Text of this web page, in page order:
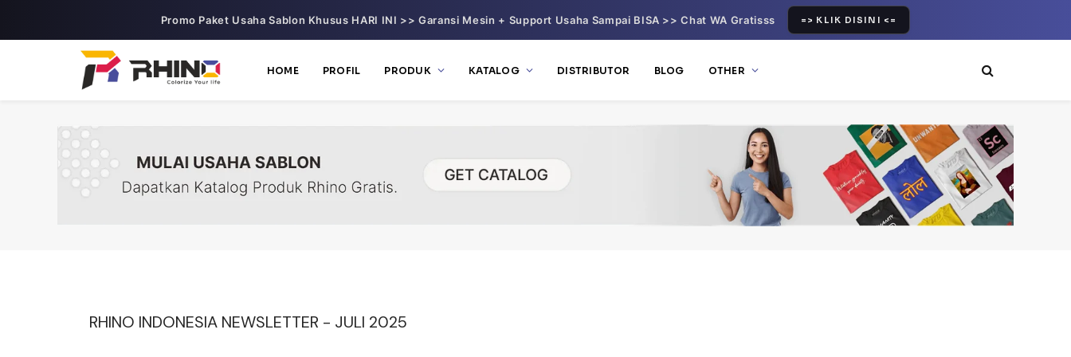
Promo Paket Usaha Sablon Khusus HARI INI >> Garansi Mesin + Support Usaha Sampai BISA >> Chat WA Gratisss => KLIK DISINI <=
HOME PROFIL PRODUK KATALOG DISTRIBUTOR BLOG OTHER
RHINO INDONESIA NEWSLETTER - JULI 2025